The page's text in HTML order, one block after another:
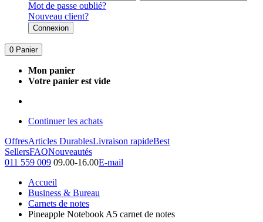
Mot de passe oublié?
Nouveau client?
Connexion
0 Panier
Mon panier
Votre panier est vide
Continuer les achats
OffresArticles DurablesLivraison rapideBest
SellersFAQNouveautés
011 559 009 09.00-16.00E-mail
Accueil
Business & Bureau
Carnets de notes
Pineapple Notebook A5 carnet de notes